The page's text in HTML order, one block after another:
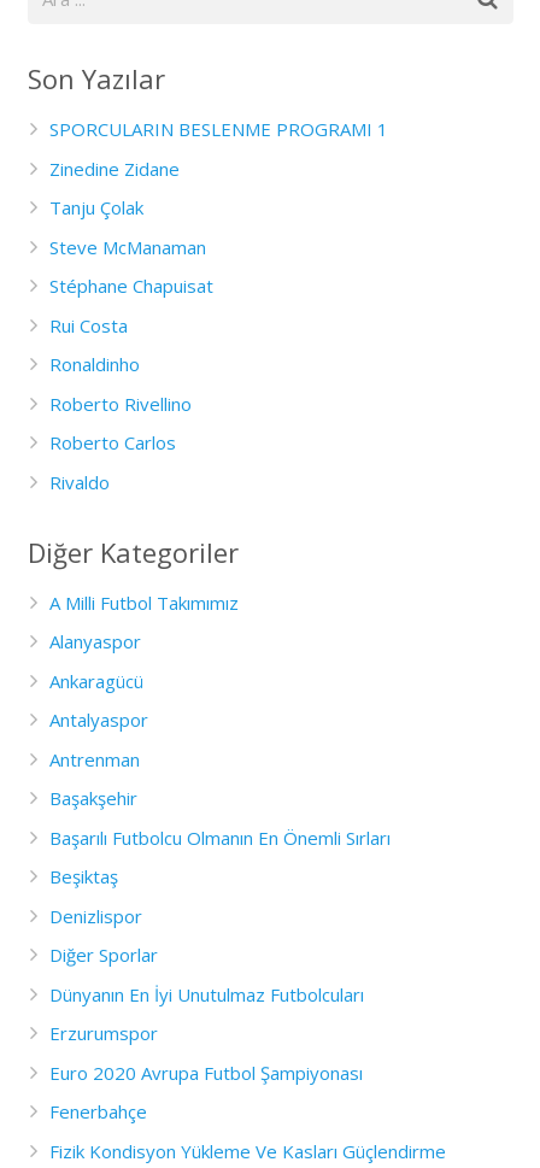
Son Yazılar
SPORCULARIN BESLENME PROGRAMI 1
Zinedine Zidane
Tanju Çolak
Steve McManaman
Stéphane Chapuisat
Rui Costa
Ronaldinho
Roberto Rivellino
Roberto Carlos
Rivaldo
Diğer Kategoriler
A Milli Futbol Takımımız
Alanyaspor
Ankaragücü
Antalyaspor
Antrenman
Başakşehir
Başarılı Futbolcu Olmanın En Önemli Sırları
Beşiktaş
Denizlispor
Diğer Sporlar
Dünyanın En İyi Unutulmaz Futbolcuları
Erzurumspor
Euro 2020 Avrupa Futbol Şampiyonası
Fenerbahçe
Fizik Kondisyon Yükleme Ve Kasları Güçlendirme